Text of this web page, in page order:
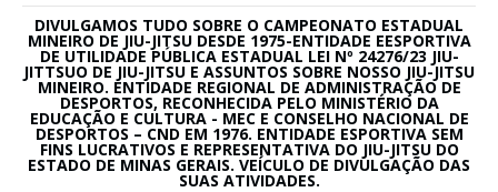
DIVULGAMOS TUDO SOBRE O CAMPEONATO ESTADUAL
MINEIRO DE JIU-JITSU DESDE 1975-ENTIDADE EESPORTIVA
DE UTILIDADE PÚBLICA ESTADUAL LEI Nº 24276/23 JIU-
JITTSUO DE JIU-JITSU E ASSUNTOS SOBRE NOSSO JIU-JITSU
MINEIRO. ENTIDADE REGIONAL DE ADMINISTRAÇÃO DE
DESPORTOS, RECONHECIDA PELO MINISTÉRIO DA
EDUCAÇÃO E CULTURA - MEC E CONSELHO NACIONAL DE
DESPORTOS – CND EM 1976. ENTIDADE ESPORTIVA SEM
FINS LUCRATIVOS E REPRESENTATIVA DO JIU-JITSU DO
ESTADO DE MINAS GERAIS. VEÍCULO DE DIVULGAÇÃO DAS
SUAS ATIVIDADES.